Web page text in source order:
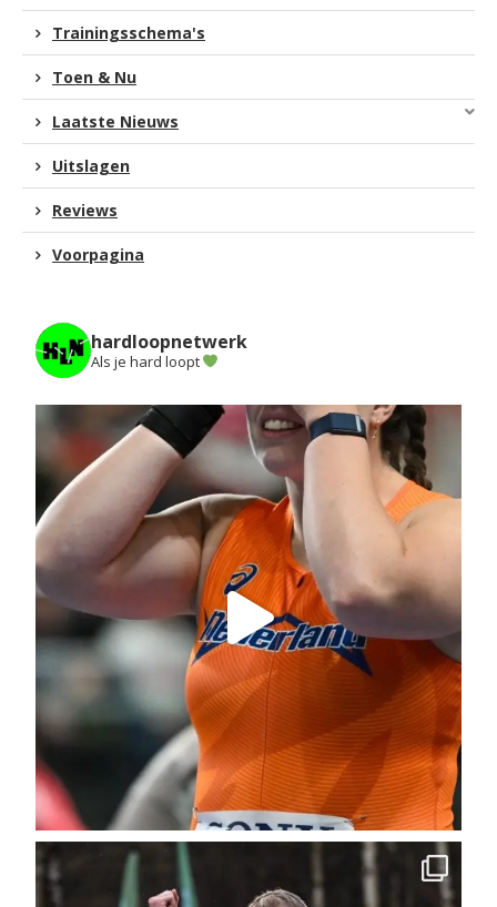
Trainingsschema's
Toen & Nu
Laatste Nieuws
Uitslagen
Reviews
Voorpagina
hardloopnetwerk
Als je hard loopt